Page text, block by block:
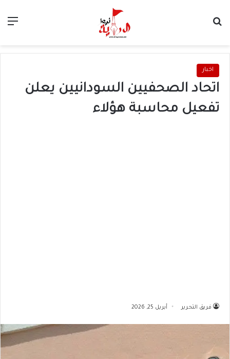
اخبار
اتحاد الصحفيين السودانيين يعلن
تفعيل محاسبة هؤلاء
فريق التحرير أبريل 25, 2026